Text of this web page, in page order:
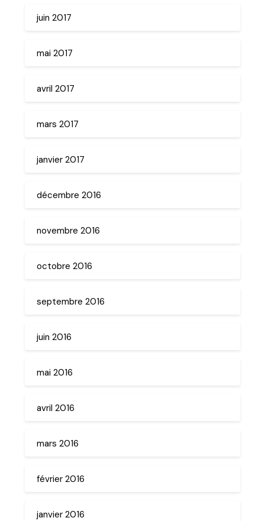
juin 2017
mai 2017
avril 2017
mars 2017
janvier 2017
décembre 2016
novembre 2016
octobre 2016
septembre 2016
juin 2016
mai 2016
avril 2016
mars 2016
février 2016
janvier 2016